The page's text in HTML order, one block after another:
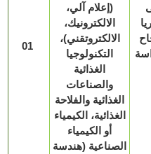
01
(إعلام آلي،
الالكترونيك،
الالكتروتقني)،
التكنولوجيا
والصناعات
الغذائية والفلاحة
الغذائية، الكيمياء
أو الكيمياء
(هندسة